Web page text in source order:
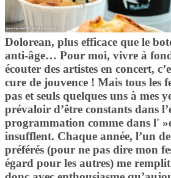
Dolorean, plus efficace que le
anti-âge… Pour moi, vivre à
écouter des artistes en concert,
cure de jouvence ! Mais tous les
pas et seuls quelques uns à mes
prévaloir d’être constants dans
programmation comme dans l'
insufflent. Chaque année, l’un
préférés (pour ne pas dire mon
égard pour les autres) me